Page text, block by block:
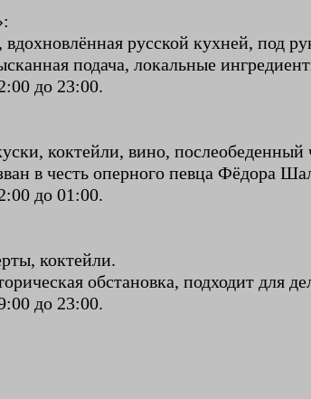
вдохновлённая русской кухней, под
подача, локальные
до 23:00.
коктейли, вино, послеобеденный
в честь оперного певца Фёдора
до 01:00.
коктейли.
обстановка, подходит для
до 23:00.